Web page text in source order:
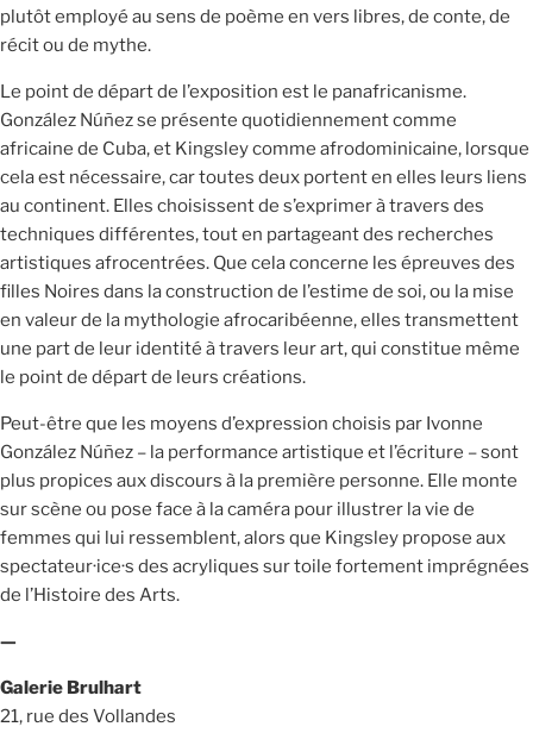
plutôt employé au sens de poème en vers libres, de conte, de
récit ou de mythe.
Le point de départ de l’exposition est le panafricanisme.
González Núñez se présente quotidiennement comme
africaine de Cuba, et Kingsley comme afrodominicaine, lorsque
cela est nécessaire, car toutes deux portent en elles leurs liens
au continent. Elles choisissent de s’exprimer à travers des
techniques différentes, tout en partageant des recherches
artistiques afrocentrées. Que cela concerne les épreuves des
filles Noires dans la construction de l’estime de soi, ou la mise
en valeur de la mythologie afrocaribéenne, elles transmettent
une part de leur identité à travers leur art, qui constitue même
le point de départ de leurs créations.
Peut-être que les moyens d’expression choisis par Ivonne
González Núñez – la performance artistique et l’écriture – sont
plus propices aux discours à la première personne. Elle monte
sur scène ou pose face à la caméra pour illustrer la vie de
femmes qui lui ressemblent, alors que Kingsley propose aux
spectateur·ice·s des acryliques sur toile fortement imprégnées
de l’Histoire des Arts.
—
Galerie Brulhart
21, rue des Vollandes